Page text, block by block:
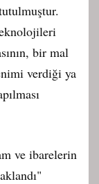
bir mal
verdiği ya
ve ibarelerin